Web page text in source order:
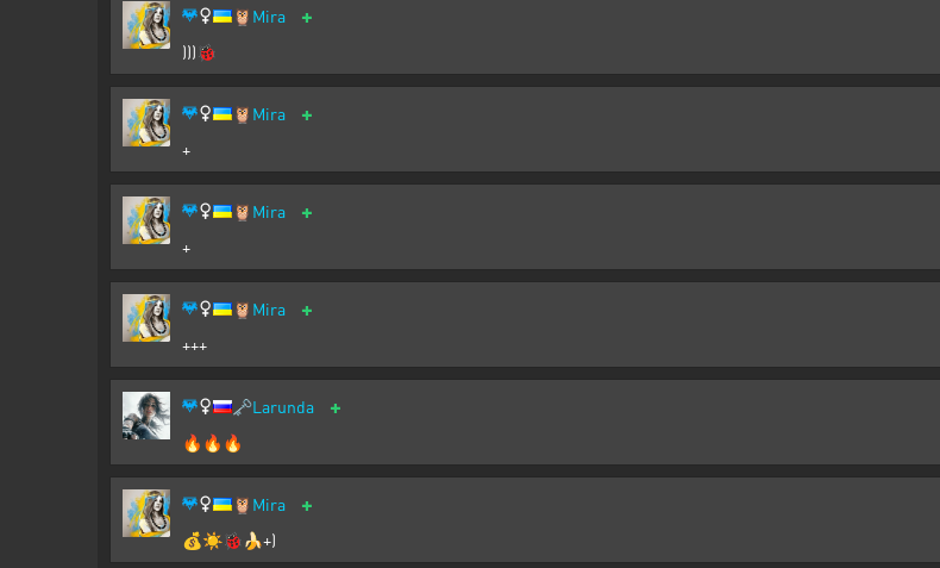
🦉 Mira +
)))🐞
🦉 Mira +
+
🦉 Mira +
+
🦉 Mira +
+++
🗝️Larunda +
🔥🔥🔥
🦉 Mira +
💰☀️🐞🍌+)